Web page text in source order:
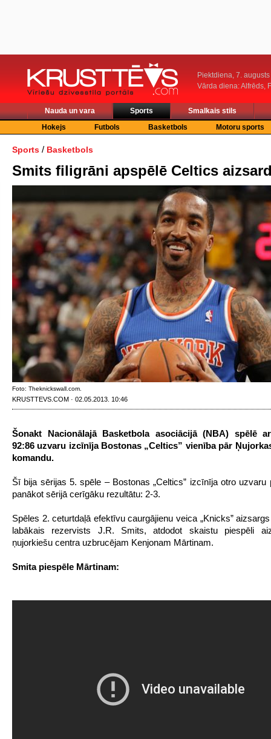
Piektdiena, 7. augusts
Vārda diena: Alfrēds,
Nauda un vara Sports
Smalkais stils
Hokejs
Futbols Basketbols Motoru sports
Sports / Basketbols
Smits filigrāni apspēlē Celtics
Foto: Theknickswall.com.
KRUSTTEVS.COM · 02.05.2013. 10:46
Šonakt Nacionālajā Basketbola asociācijā (NBA) spēlē
92:86 uzvaru izcīnīja Bostonas „Celtics” vienība pār
komandu.
Šī bija sērijas 5. spēle – Bostonas „Celtics” izcīnīja otro uzvaru
panākot sērijā cerīgāku rezultātu: 2-3.
Spēles 2. ceturtdaļā efektīvu caurgājienu veica „Knicks”
labākais rezervists J.R. Smits, atdodot skaistu piespēli
ņujorkiešu centra uzbrucējam Kenjonam Mārtinam.
Smita piespēle Mārtinam: